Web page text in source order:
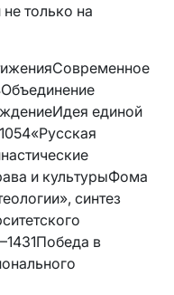
только на
единой
и культурыФома
синтез
в